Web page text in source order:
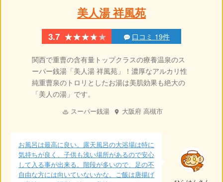
美人湯 祥風苑
3.7 ★★★★★
★★★★★ 口コミ 19件
関西で重曹の含有量トップクラスの療養温泉のス
ーパー銭湯「美人湯 祥風苑」！濃厚なアルカリ性
純重曹泉のトロリとしたお湯は美肌効果も絶大の
「美人の湯」です。
スーパー銭湯 大阪府 高槻市
お風呂は最高に良い。露天風呂の大浴場は特に
気持ちが良く、子供も浅い場所があるので安心
して入る事が出来る。階段が多いので、足の不
自由な方には向いていないかな。ご飯は唐揚げ